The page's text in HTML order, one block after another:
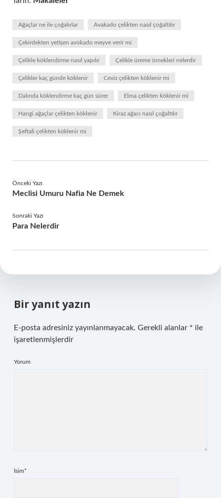
Ağaçlar ne ile çoğalırlar Avakado çelikten nasıl çoğaltılır
Çekirdekten yetişen avokado meyve verir mi
Çelikle köklendirme nasıl yapılır Çelikle üreme örnekleri nelerdir
Çelikler kaç günde köklenir Ceviz çelikten köklenir mi
Dalında köklendirme kaç gün sürer Elma çelikten köklenir mi
Hangi ağaçlar çelikten köklenir Kiraz ağacı nasıl çoğaltılır
Şeftali çelikten köklenir mi
Önceki Yazı
Meclisi Umuru Nafia Ne Demek
Sonraki Yazı
Para Nelerdir
Bir yanıt yazın
E-posta adresiniz yayınlanmayacak. Gerekli alanlar * ile
işaretlenmişlerdir
Yorum
İsim*